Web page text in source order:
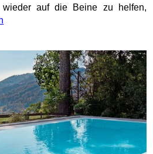
wieder auf die Beine zu helfen,